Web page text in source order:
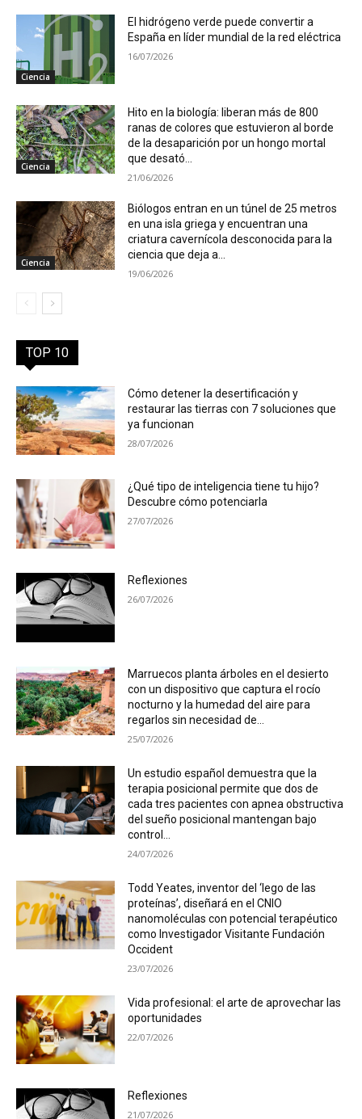
Ciencia
El hidrógeno verde puede convertir a
España en líder mundial de la red eléctrica
16/07/2026
Ciencia
Hito en la biología: liberan más de 800
ranas de colores que estuvieron al borde
de la desaparición por un hongo mortal
que desató...
21/06/2026
Ciencia
Biólogos entran en un túnel de 25 metros
en una isla griega y encuentran una
criatura cavernícola desconocida para la
ciencia que deja a...
19/06/2026
TOP 10
Cómo detener la desertificación y
restaurar las tierras con 7 soluciones que
ya funcionan
28/07/2026
¿Qué tipo de inteligencia tiene tu hijo?
Descubre cómo potenciarla
27/07/2026
Reflexiones
26/07/2026
Marruecos planta árboles en el desierto
con un dispositivo que captura el rocío
nocturno y la humedad del aire para
regarlos sin necesidad de...
25/07/2026
Un estudio español demuestra que la
terapia posicional permite que dos de
cada tres pacientes con apnea obstructiva
del sueño posicional mantengan bajo
control...
24/07/2026
Todd Yeates, inventor del ‘lego de las
proteínas’, diseñará en el CNIO
nanomoléculas con potencial terapéutico
como Investigador Visitante Fundación
Occident
23/07/2026
Vida profesional: el arte de aprovechar las
oportunidades
22/07/2026
Reflexiones
21/07/2026